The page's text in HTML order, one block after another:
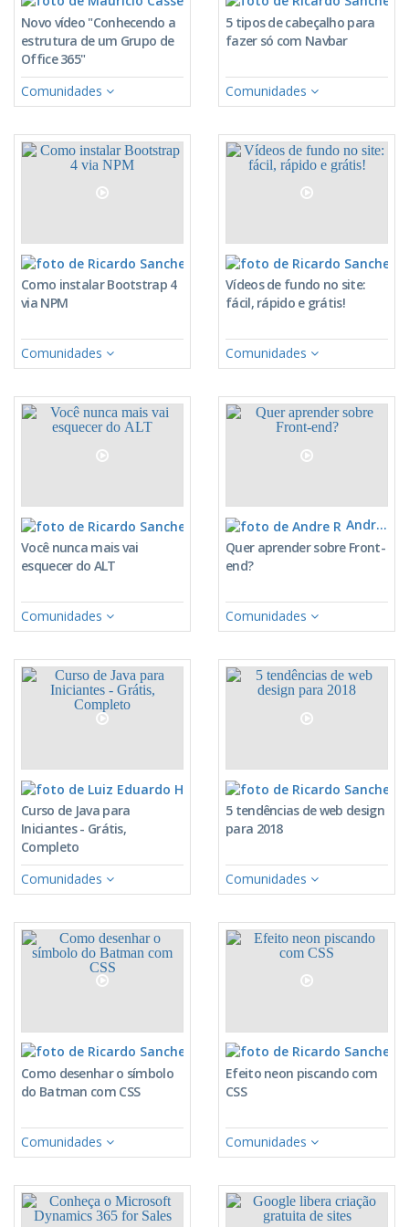
Novo vídeo "Conhecendo a
estrutura de um Grupo de
Office 365"
Comunidades
5 tipos de cabeçalho para
fazer só com Navbar
Comunidades
Ricardo Sanches
Como instalar Bootstrap 4
via NPM
Comunidades
Vídeos de fundo no site:
fácil, rápido e grátis!
Comunidades
Ricardo Sanches
Você nunca mais vai
esquecer do ALT
Comunidades
Andre R
Quer aprender sobre Front-
end?
Comunidades
Luiz Eduardo Heavyscan
Curso de Java para
Iniciantes - Grátis,
Completo
Comunidades
5 tendências de web design
para 2018
Comunidades
Ricardo Sanches
Como desenhar o símbolo
do Batman com CSS
Comunidades
Efeito neon piscando com
CSS
Comunidades